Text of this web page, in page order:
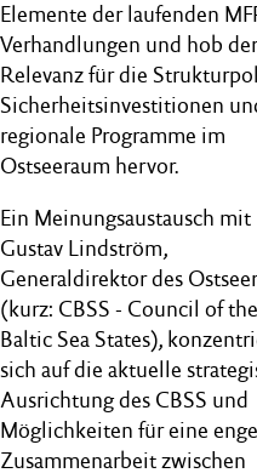
Elemente der laufenden
Verhandlungen und hob
Relevanz für die
Sicherheitsinvestitionen
regionale Programme im
Ostseeraum hervor.
Ein Meinungsaustausch mit
Gustav Lindström,
Generaldirektor des
(kurz: CBSS - Council of the
Baltic Sea States),
sich auf die aktuelle
Ausrichtung des CBSS und
Möglichkeiten für eine
Zusammenarbeit zwischen